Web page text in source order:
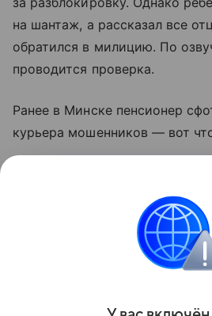
на шантаж, а рассказал все
обратился в милицию. По
проводится проверка.
Ранее в Минске пенсионер
курьера мошенников — вот
ее девятилетняя дочь
А еще милиция устанавливает
под Лепелем женщины и ищет